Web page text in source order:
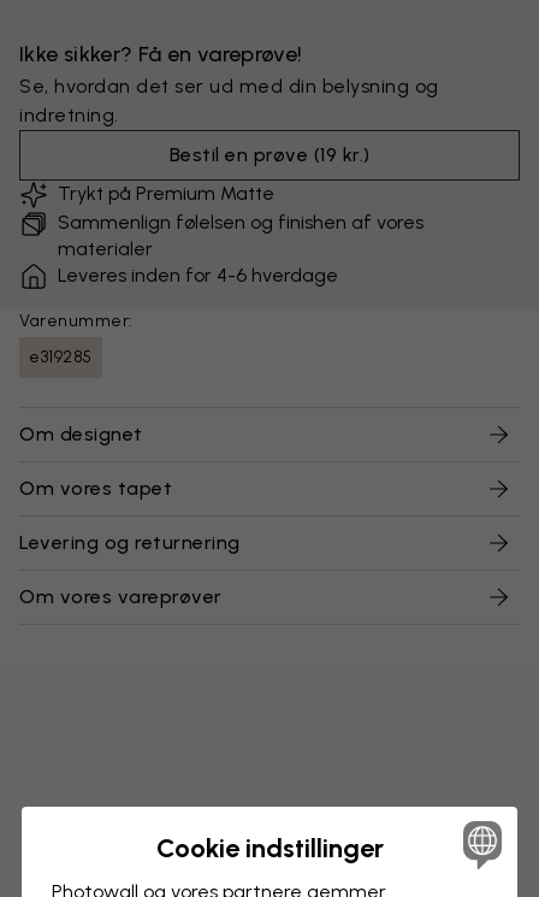
Ikke sikker? Få en vareprøve!
Se, hvordan det ser ud med din belysning og
indretning.
Bestil en prøve (19 kr.)
Trykt på Premium Matte
Sammenlign følelsen og finishen af vores
materialer
Leveres inden for 4-6 hverdage
Varenummer:
e319285
Om designet
Om vores tapet
Levering og returnering
Om vores vareprøver
Cookie indstillinger
Photowall og vores partnere gemmer